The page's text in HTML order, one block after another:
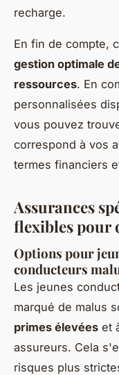
recharge.
En fin de compte,
gestion optimale
ressources. En
personnalisées
vous pouvez
correspond à vos
termes financiers
Assurances
flexibles pour
Options pour
conducteurs
Les jeunes
marqué de malus
primes élevées et
assureurs. Cela
risques plus